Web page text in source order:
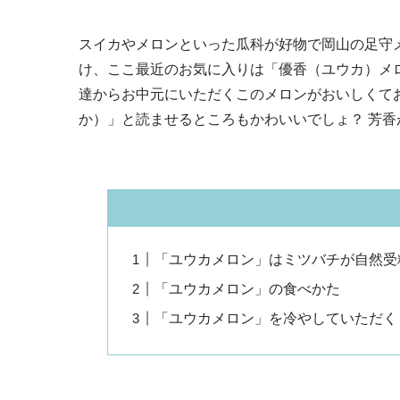
スイカやメロンといった瓜科が好物で岡山の足
け、ここ最近のお気に入りは「優香（ユウカ）
達からお中元にいただくこのメロンがおいしく
か）」と読ませるところもかわいいでしょ？ 芳
「ユウカメロン」はミツバチが自然
「ユウカメロン」の食べかた
「ユウカメロン」を冷やしていただく